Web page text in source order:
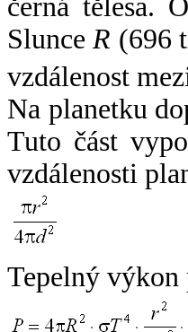
černá tělesa.
SlunceR (696
vzdálenost
Na planetku
Tuto část
vzdálenosti
Tepelný